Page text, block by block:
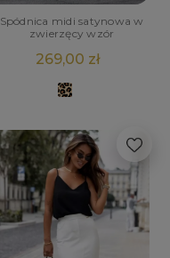
Spódnica midi satynowa w
zwierzęcy wzór
269,00 zł